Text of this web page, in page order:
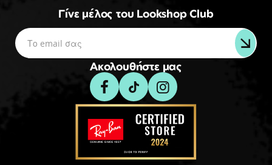
Γίνε μέλος του Lookshop Club
Ακολουθήστε μας